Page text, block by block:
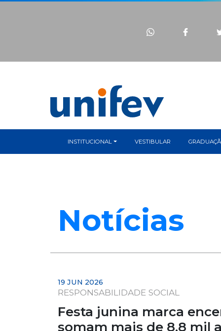
INSTITUCIONAL VESTIBULAR
Notícias
19 JUN 2026
RESPONSABILIDADE SOCIAL
Festa junina marca
somam mais de 8,8 mil